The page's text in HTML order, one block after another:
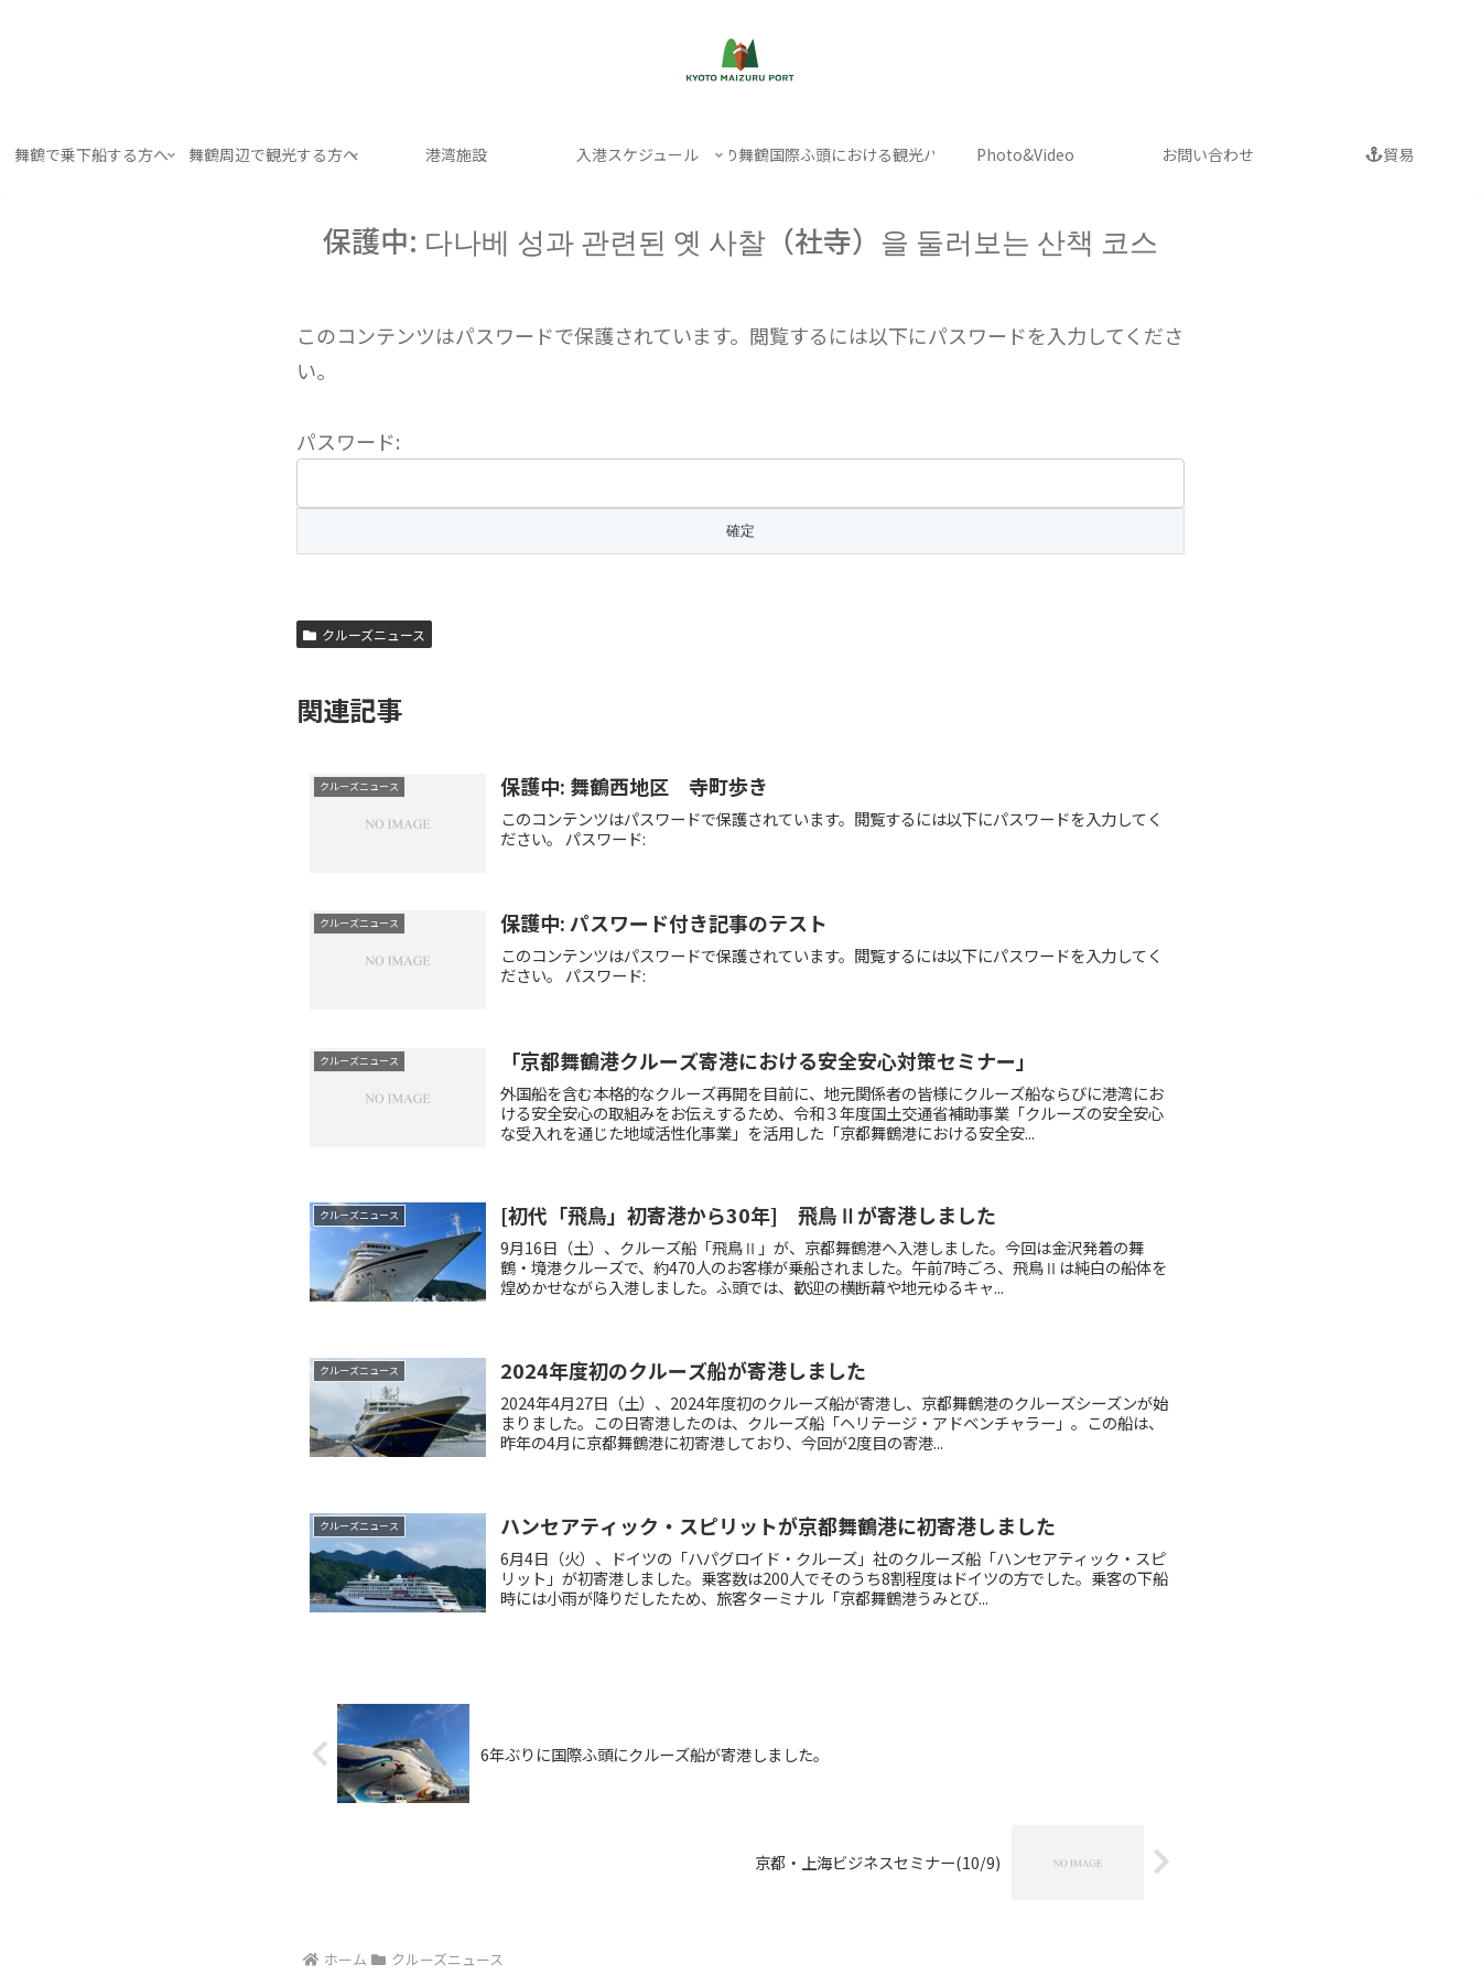
舞鶴で乗下船する方へ 舞鶴周辺で観光する方へ 港湾施設 入港スケジュール
クルーズ船寄港日の舞鶴国際ふ頭における観光バスの駐車について
Photo&Video お問い合わせ 貿易
保護中: 다나베 성과 관련된 옛 사찰（社寺）을 둘러보는 산책 코스
このコンテンツはパスワードで保護されています。閲覧するには以下にパスワードを入力してくださ
い。
パスワード:
クルーズニュース
関連記事
クルーズニュース 保護中: 舞鶴西地区 寺町歩き
このコンテンツはパスワードで保護されています。閲覧するには以下にパスワードを入力してく
ださい。 パスワード:
クルーズニュース 保護中: パスワード付き記事のテスト
このコンテンツはパスワードで保護されています。閲覧するには以下にパスワードを入力してく
ださい。 パスワード:
クルーズニュース 「京都舞鶴港クルーズ寄港における安全安心対策セミナー」
外国船を含む本格的なクルーズ再開を目前に、地元関係者の皆様にクルーズ船ならびに港湾にお
ける安全安心の取組みをお伝えするため、令和３年度国土交通省補助事業「クルーズの安全安心
な受入れを通じた地域活性化事業」を活用した「京都舞鶴港における安全安...
クルーズニュース [初代「飛鳥」初寄港から30年] 飛鳥Ⅱが寄港しました
9月16日（土）、クルーズ船「飛鳥Ⅱ」が、京都舞鶴港へ入港しました。今回は金沢発着の舞
鶴・境港クルーズで、約470人のお客様が乗船されました。午前7時ごろ、飛鳥Ⅱは純白の船体を
煌めかせながら入港しました。ふ頭では、歓迎の横断幕や地元ゆるキャ...
クルーズニュース 2024年度初のクルーズ船が寄港しました
2024年4月27日（土）、2024年度初のクルーズ船が寄港し、京都舞鶴港のクルーズシーズンが始
まりました。この日寄港したのは、クルーズ船「ヘリテージ・アドベンチャラー」。この船は、
昨年の4月に京都舞鶴港に初寄港しており、今回が2度目の寄港...
クルーズニュース ハンセアティック・スピリットが京都舞鶴港に初寄港しました
6月4日（火）、ドイツの「ハパグロイド・クルーズ」社のクルーズ船「ハンセアティック・スピ
リット」が初寄港しました。乗客数は200人でそのうち8割程度はドイツの方でした。乗客の下船
時には小雨が降りだしたため、旅客ターミナル「京都舞鶴港うみとび...
6年ぶりに国際ふ頭にクルーズ船が寄港しました。
京都・上海ビジネスセミナー(10/9)
ホーム クルーズニュース